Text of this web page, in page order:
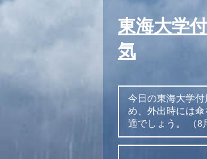
東海大学
気
今日の東海大学
め、外出時には傘
適でしょう。
（